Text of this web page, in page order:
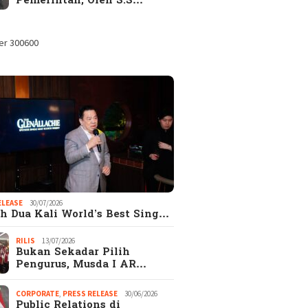
30/07/2026
Dua Kali World’s Best Sing…
RILIS 13/07/2026
Bukan Sekadar Pilih
Pengurus, Musda I AR…
CORPORATE PRESS RELEASE 30/06/2026